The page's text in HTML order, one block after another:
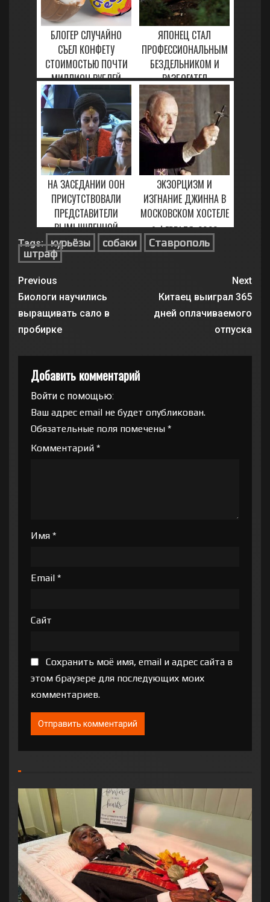
БЛОГЕР СЛУЧАЙНО
СЪЕЛ КОНФЕТУ
СТОИМОСТЬЮ ПОЧТИ
МИЛЛИОН РУБЛЕЙ
19 МАРТА, 2023
ЯПОНЕЦ СТАЛ
ПРОФЕССИОНАЛЬНЫМ
БЕЗДЕЛЬНИКОМ И
РАЗБОГАТЕЛ
27 ЯНВАРЯ, 2021
НА ЗАСЕДАНИИ ООН
ПРИСУТСТВОВАЛИ
ПРЕДСТАВИТЕЛИ
ВЫМЫШЛЕННОЙ
СТРАНЫ
16 МАРТА, 2023
ЭКЗОРЦИЗМ И
ИЗГНАНИЕ ДЖИННА В
МОСКОВСКОМ ХОСТЕЛЕ
9 ФЕВРАЛЯ, 2023
Tags: курьёзы собаки
Ставрополь
штраф
Previous
Биологи научились
выращивать сало в
пробирке
Next
Китаец выиграл 365
дней оплачиваемого
отпуска
Добавить комментарий
Войти с помощью:
Ваш адрес email не будет опубликован.
Обязательные поля помечены *
Комментарий *
Имя *
Email *
Сайт
Сохранить моё имя, email и адрес сайта в
этом браузере для последующих моих
комментариев.